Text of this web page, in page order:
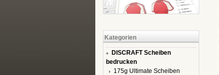
Kategorien
DISCRAFT Scheiben
bedrucken
175g Ultimate Scheiben